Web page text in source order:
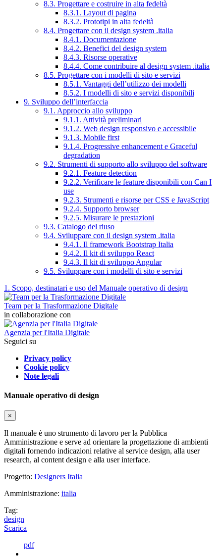
8.3. Progettare e costruire in alta fedeltà
8.3.1. Layout di pagina
8.3.2. Prototipi in alta fedeltà
8.4. Progettare con il design system .italia
8.4.1. Documentazione
8.4.2. Benefici del design system
8.4.3. Risorse operative
8.4.4. Come contribuire al design system .italia
8.5. Progettare con i modelli di sito e servizi
8.5.1. Vantaggi dell’utilizzo dei modelli
8.5.2. I modelli di sito e servizi disponibili
9. Sviluppo dell’interfaccia
9.1. Approccio allo sviluppo
9.1.1. Attività preliminari
9.1.2. Web design responsivo e accessibile
9.1.3. Mobile first
9.1.4. Progressive enhancement e Graceful
degradation
9.2. Strumenti di supporto allo sviluppo del software
9.2.1. Feature detection
9.2.2. Verificare le feature disponibili con Can I
use
9.2.3. Strumenti e risorse per CSS e JavaScript
9.2.4. Supporto browser
9.2.5. Misurare le prestazioni
9.3. Catalogo del riuso
9.4. Sviluppare con il design system .italia
9.4.1. Il framework Bootstrap Italia
9.4.2. Il kit di sviluppo React
9.4.3. Il kit di sviluppo Angular
9.5. Sviluppare con i modelli di sito e servizi
1. Scopo, destinatari e uso del Manuale operativo di design
Team per la Trasformazione Digitale
in collaborazione con
Agenzia per l'Italia Digitale
Seguici su
Privacy policy
Cookie policy
Note legali
Manuale operativo di design
×
Il manuale è uno strumento di lavoro per la Pubblica
Amministrazione e serve ad orientare la progettazione di ambienti
digitali fornendo indicazioni relative al service design, alla user
research, al content design e alla user interface.
Progetto: Designers Italia
Amministrazione: italia
Tag:
design
Scarica
pdf